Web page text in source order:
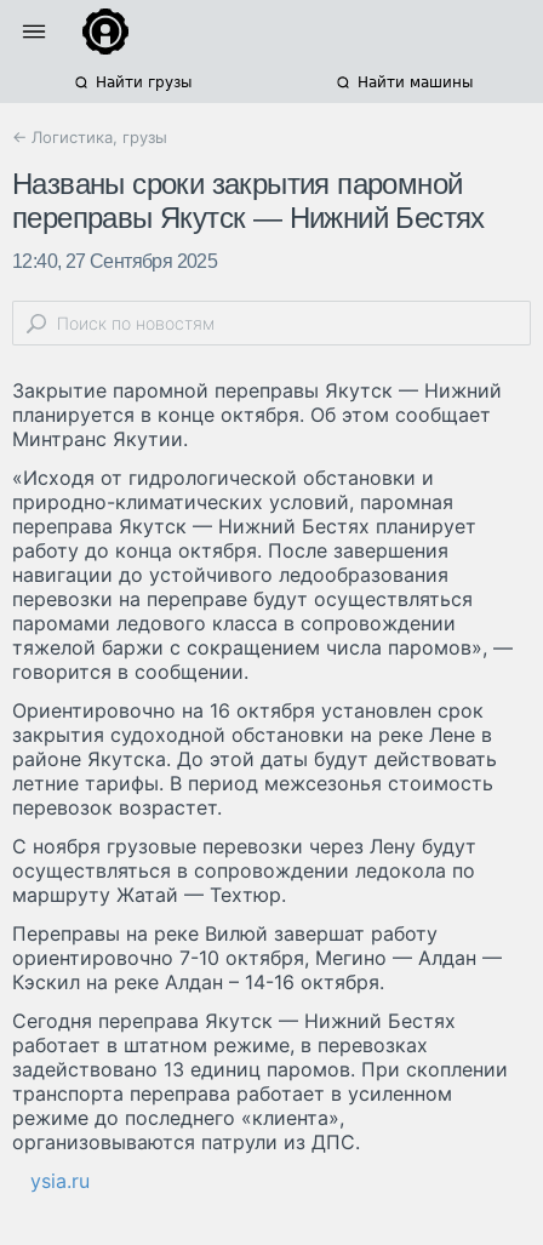
Найти грузы Найти машины
← Логистика, грузы
Названы сроки закрытия паромной
переправы Якутск — Нижний Бестях
12:40, 27 Сентября 2025
Закрытие паромной переправы Якутск — Нижний
планируется в конце октября. Об этом сообщает
Минтранс Якутии.
«Исходя от гидрологической обстановки и
природно-климатических условий, паромная
переправа Якутск — Нижний Бестях планирует
работу до конца октября. После завершения
навигации до устойчивого ледообразования
перевозки на переправе будут осуществляться
паромами ледового класса в сопровождении
тяжелой баржи с сокращением числа паромов», —
говорится в сообщении.
Ориентировочно на 16 октября установлен срок
закрытия судоходной обстановки на реке Лене в
районе Якутска. До этой даты будут действовать
летние тарифы. В период межсезонья стоимость
перевозок возрастет.
С ноября грузовые перевозки через Лену будут
осуществляться в сопровождении ледокола по
маршруту Жатай — Техтюр.
Переправы на реке Вилюй завершат работу
ориентировочно 7-10 октября, Мегино — Алдан —
Кэскил на реке Алдан – 14-16 октября.
Сегодня переправа Якутск — Нижний Бестях
работает в штатном режиме, в перевозках
задействовано 13 единиц паромов. При скоплении
транспорта переправа работает в усиленном
режиме до последнего «клиента»,
организовываются патрули из ДПС.
ysia.ru